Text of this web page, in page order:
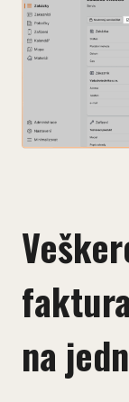
na